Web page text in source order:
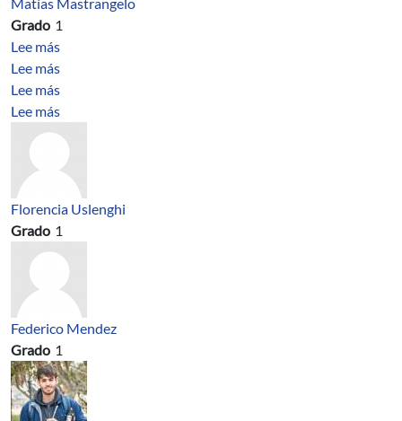
Grado 1
Lee mássobre Programación Imperativa
Lee mássobre Ingeniería de bioprocesos
Lee mássobre Analysis and computation of a nonlinear
Lee mássobre Stability analysis for a fully discrete spectral
Florencia Uslenghi
Grado 1
Federico Mendez
Grado 1